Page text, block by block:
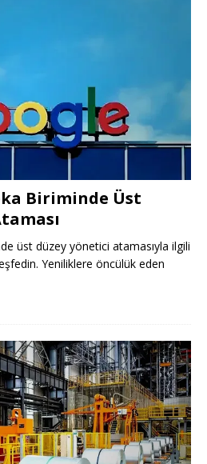
Biriminde Üst
üst düzey yönetici atamasıyla ilgili
Yeniliklere öncülük eden